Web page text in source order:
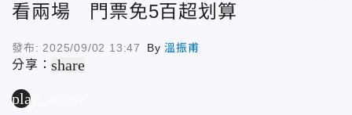
看兩場 門票免5百超划算
發布: 2025/09/02 13:47 By溫振甫
分享：share
play_arrow